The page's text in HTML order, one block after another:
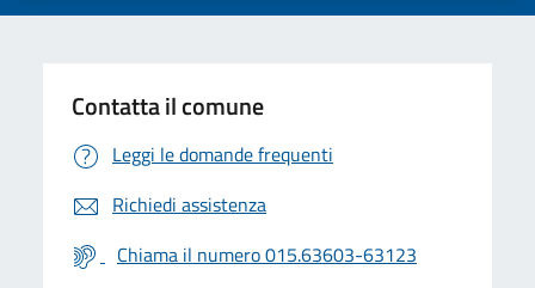
Contatta il comune
Leggi le domande frequenti
Richiedi assistenza
Chiama il numero 015.63603-63123